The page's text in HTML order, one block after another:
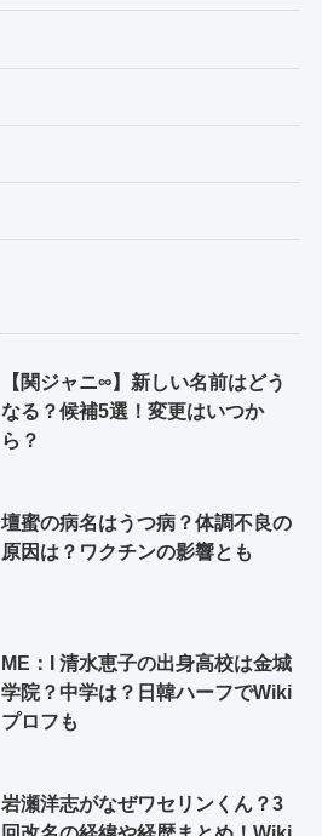
【関ジャニ∞】新しい名前はどう
なる？候補5選！変更はいつか
ら？
壇蜜の病名はうつ病？体調不良の
原因は？ワクチンの影響とも
ME：I 清水恵子の出身高校は金城
学院？中学は？日韓ハーフでWiki
プロフも
岩瀬洋志がなぜワセリンくん？3